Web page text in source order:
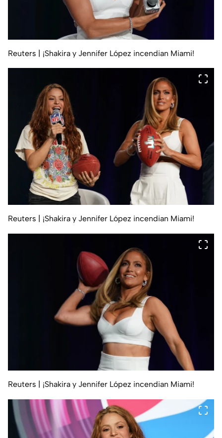
Reuters | ¡Shakira y Jennifer López incendian Miami!
Reuters | ¡Shakira y Jennifer López incendian Miami!
Reuters | ¡Shakira y Jennifer López incendian Miami!